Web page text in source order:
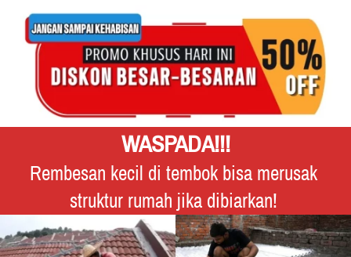
WASPADA!!!
Rembesan kecil di tembok bisa merusak
struktur rumah jika dibiarkan!